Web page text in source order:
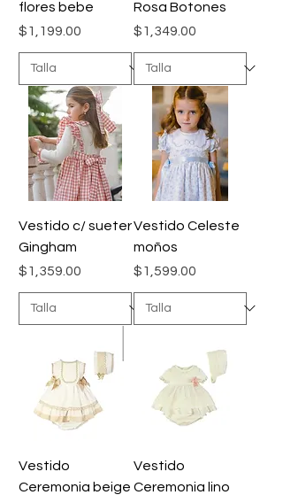
flores bebe
Precio
$1,199.00
Rosa Botones
Precio
$1,349.00
Vestido c/ sueter
Gingham
Precio
$1,359.00
Vestido Celeste
moños
Precio
$1,599.00
Vestido
Ceremonia beige
Vestido
Ceremonia lino